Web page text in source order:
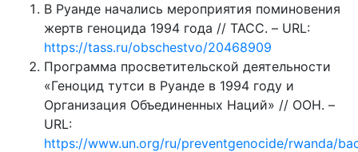
В Руанде начались мероприятия поминовения
жертв геноцида 1994 года // ТАСС. – URL:
https://tass.ru/obschestvo/20468909
Программа просветительской деятельности
«Геноцид тутси в Руанде в 1994 году и
Организация Объединенных Наций» // ООН. –
URL:
https://www.un.org/ru/preventgenocide/rwanda/